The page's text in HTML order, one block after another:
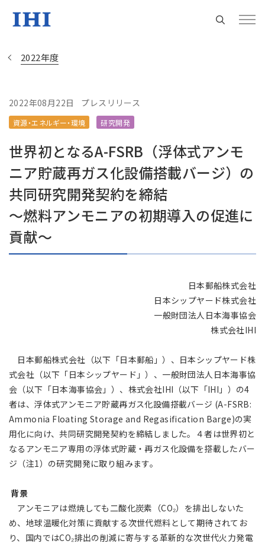
Change
Location
現在は日本サイトをご利用中です
地域統括拠点ウェブサイト
米州 (English)
海外現地法人/合弁会社
2022年度
2022年08月22日 プレスリリース
資源・エネルギー・環境 研究開発
世界初となるA-FSRB（浮体式アンモ
ニア貯蔵再ガス化設備搭載バージ）の
共同研究開発契約を締結
～燃料アンモニアの初期導入の促進に
貢献～
日本郵船株式会社
日本シップヤード株式会社
一般財団法人日本海事協会
株式会社IHI
日本郵船株式会社（以下「日本郵船」）、日本シップヤード株
式会社（以下「日本シップヤード」）、一般財団法人日本海事協
会（以下「日本海事協会」）、株式会社IHI（以下「IHI」）の4
者は、浮体式アンモニア貯蔵再ガス化設備搭載バージ (A-FSRB:
Ammonia Floating Storage and Regasification Barge)の実
用化に向け、共同研究開発契約を締結しました。４者は世界初と
なるアンモニア専用の浮体式貯蔵・再ガス化設備を搭載したバー
ジ（注1）の研究開発に取り組みます。
背景
アンモニアは燃焼しても二酸化炭素（CO₂）を排出しないた
め、地球温暖化対策に貢献する次世代燃料として期待されてお
り、国内ではCO₂排出の削減に寄与する革新的な次世代火力発電